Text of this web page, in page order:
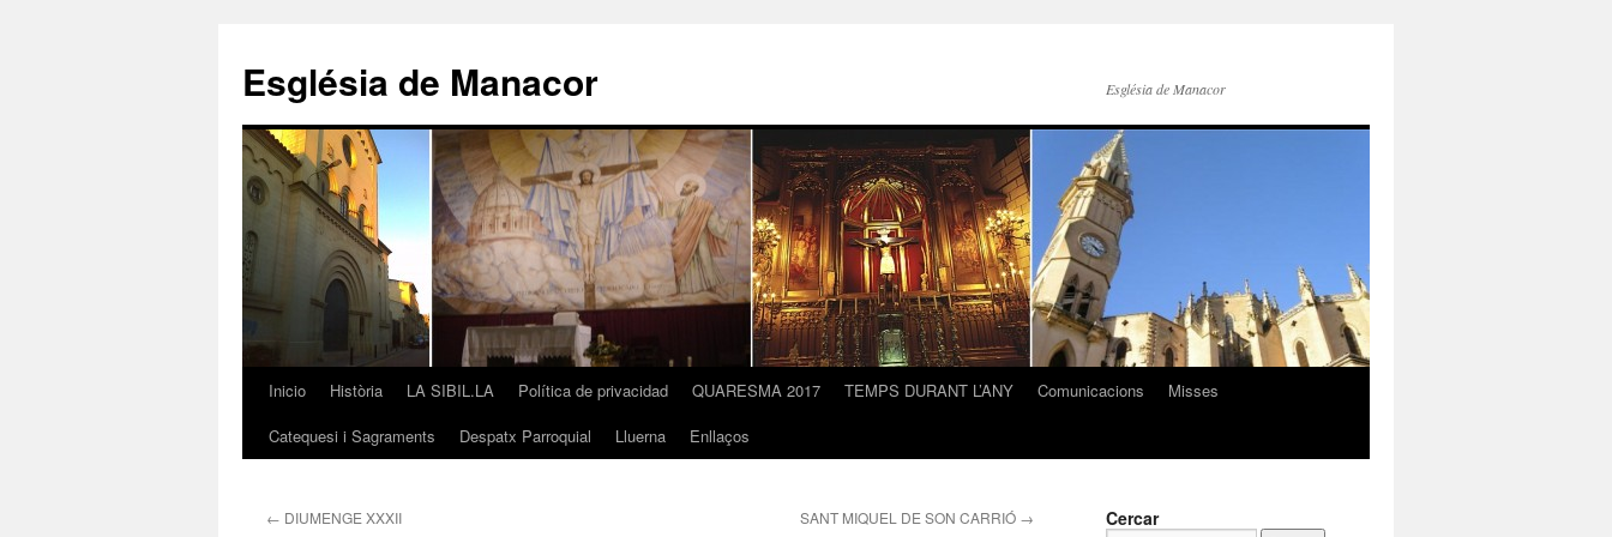
contenido
Església de Manacor Església de Manacor
Inicio Història LA SIBIL.LA Política de privacidad QUARESMA 2017 TEMPS DURANT L’ANY Comunicacions
Misses
Catequesi i Sagraments
Despatx Parroquial Lluerna Enllaços
← DIUMENGE XXXII SANT MIQUEL DE SON CARRIÓ → Cercar